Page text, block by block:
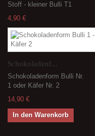
Stoff - kleiner Bulli T1
4,90 €
Schokoladenf...
Schokoladenform Bulli Nr.
1 oder Käfer Nr. 2
14,90 €
In den Warenkorb